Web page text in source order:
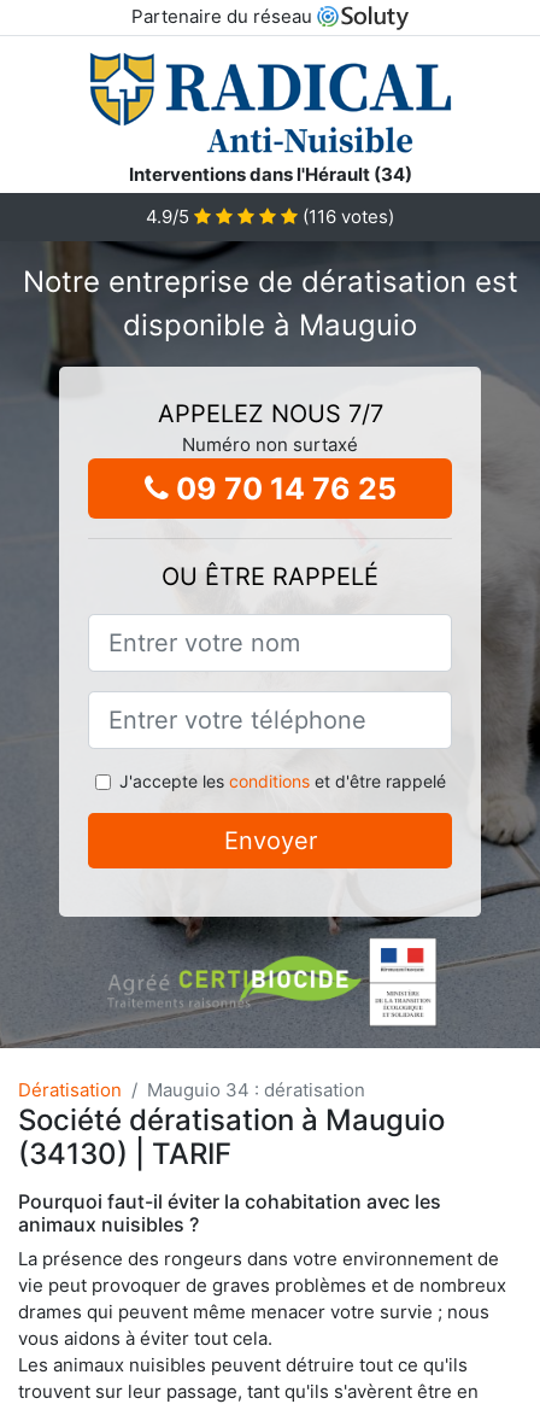
Partenaire du réseau
Interventions dans l'Hérault (34)
4.9/5
(116 votes)
Notre entreprise de dératisation est
disponible à Mauguio
APPELEZ NOUS 7/7
Numéro non surtaxé
09 70 14 76 25
OU ÊTRE RAPPELÉ
J'accepte les conditionset d'être rappelé
Envoyer
Dératisation Mauguio 34 : dératisation
Société dératisation à Mauguio
(34130) | TARIF
Pourquoi faut-il éviter la cohabitation avec les
animaux nuisibles ?
La présence des rongeurs dans votre environnement de
vie peut provoquer de graves problèmes et de nombreux
drames qui peuvent même menacer votre survie ; nous
vous aidons à éviter tout cela.
Les animaux nuisibles peuvent détruire tout ce qu'ils
trouvent sur leur passage, tant qu'ils s'avèrent être en